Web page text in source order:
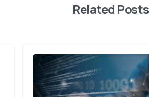
Related Posts